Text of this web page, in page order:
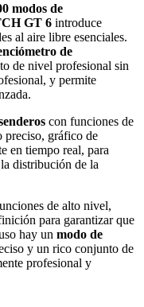
modos de
GT 6 introduce
al aire libre esenciales.
de
de nivel profesional sin
y permite
con funciones de
preciso, gráfico de
en tiempo real, para
distribución de la
de alto nivel,
para garantizar que
hay un modo de
y un rico conjunto de
profesional y